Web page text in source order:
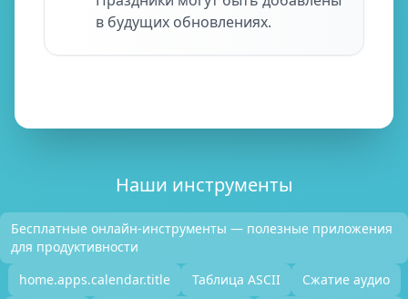
в будущих обновлениях.
Наши инструменты
Бесплатные онлайн-инструменты — полезные приложения
для продуктивности
home.apps.calendar.title
Таблица ASCII
Сжатие аудио